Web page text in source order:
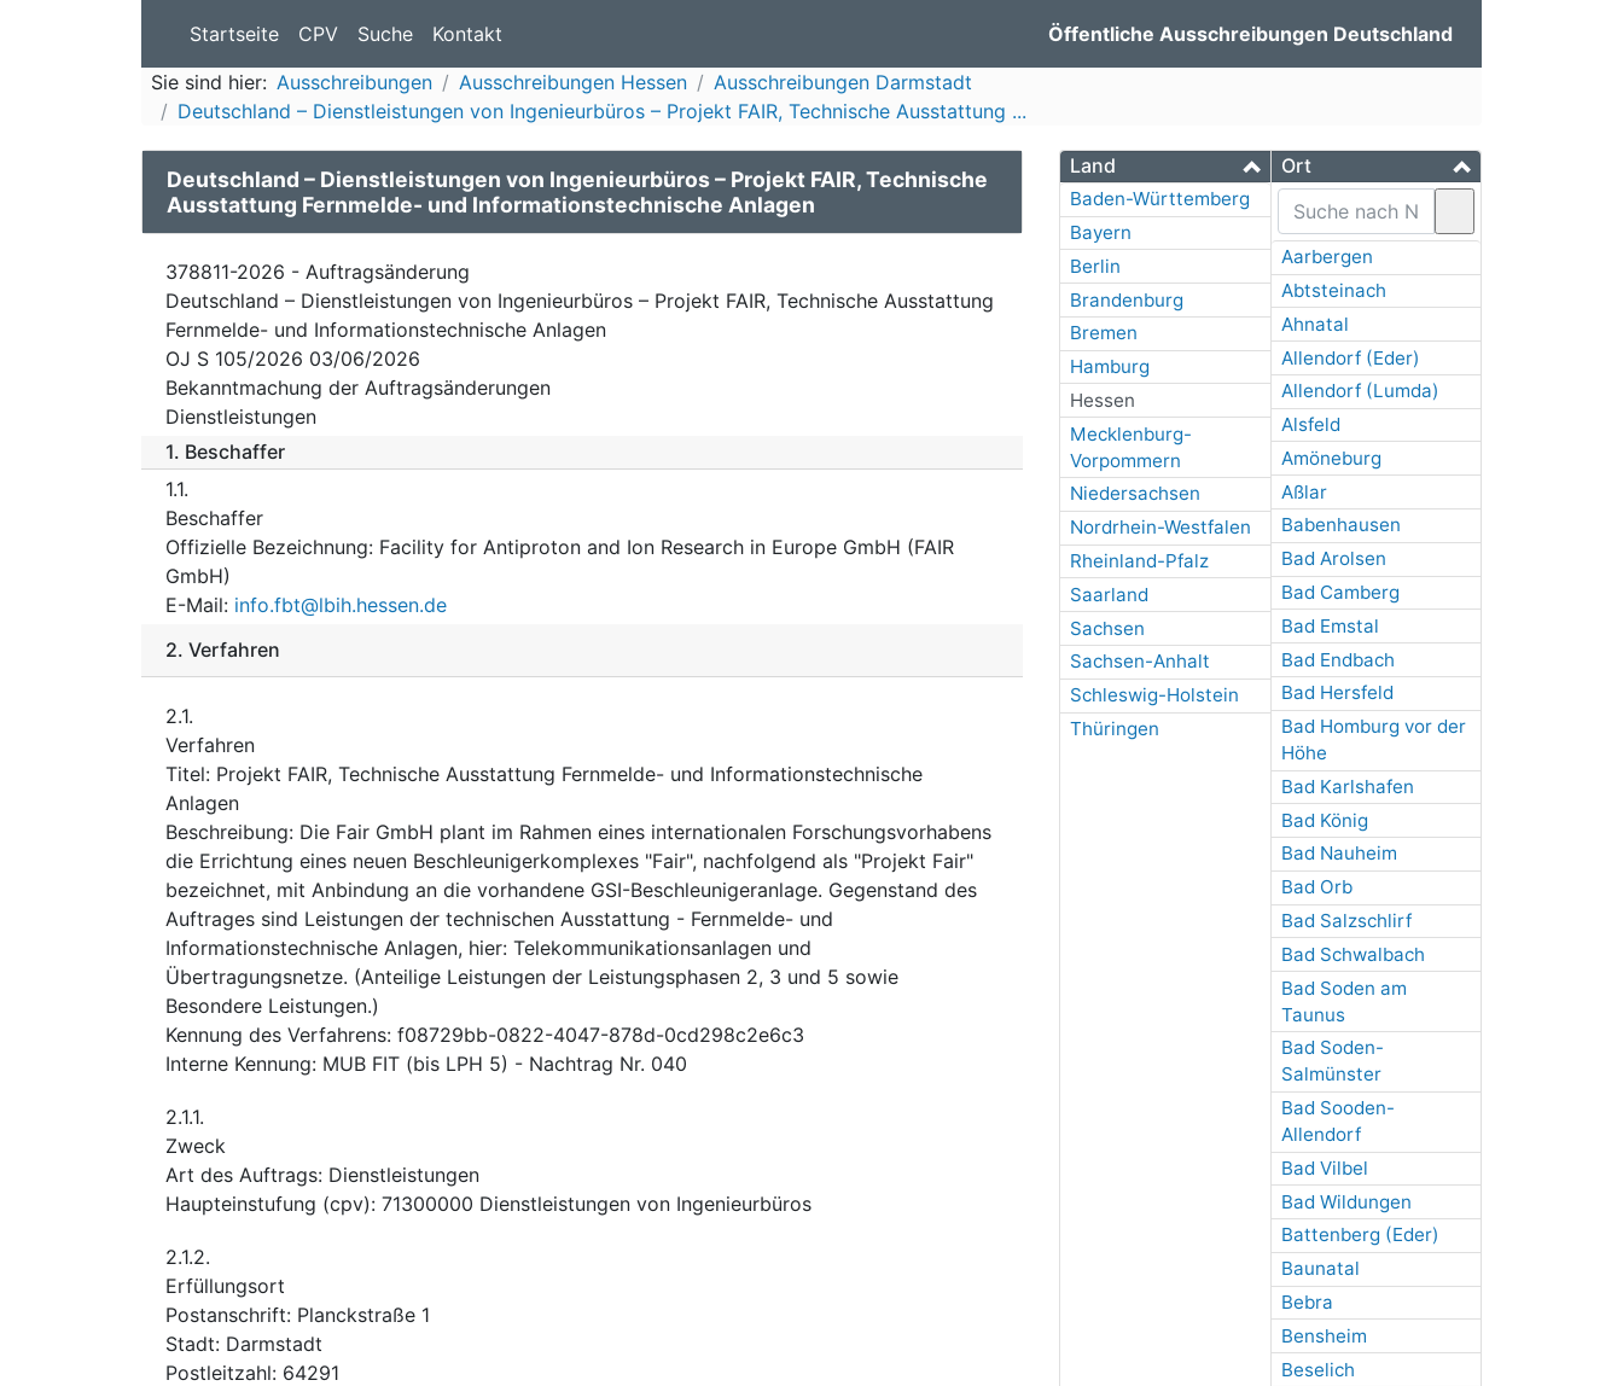
Startseite CPV Suche Kontakt Öffentliche Ausschreibungen Deutschland
Sie sind hier: Ausschreibungen Ausschreibungen Hessen
Ausschreibungen Darmstadt
Deutschland – Dienstleistungen von Ingenieurbüros – Projekt FAIR, Technische Ausstattung ...
Land
Baden-Württemberg
Bayern
Berlin
Brandenburg
Bremen
Hamburg
Hessen
Mecklenburg-
Vorpommern
Niedersachsen
Nordrhein-Westfalen
Rheinland-Pfalz
Saarland
Sachsen
Sachsen-Anhalt
Schleswig-Holstein
Thüringen
Ort
Aarbergen
Abtsteinach
Ahnatal
Allendorf (Eder)
Allendorf (Lumda)
Alsfeld
Amöneburg
Aßlar
Babenhausen
Bad Arolsen
Bad Camberg
Bad Emstal
Bad Endbach
Bad Hersfeld
Bad Homburg vor der
Höhe
Bad Karlshafen
Bad König
Bad Nauheim
Bad Orb
Bad Salzschlirf
Bad Schwalbach
Bad Soden am
Taunus
Bad Soden-
Salmünster
Bad Sooden-
Allendorf
Bad Vilbel
Bad Wildungen
Battenberg (Eder)
Baunatal
Bebra
Bensheim
Beselich
Deutschland – Dienstleistungen von Ingenieurbüros – Projekt FAIR, Technische
Ausstattung Fernmelde- und Informationstechnische Anlagen
378811-2026 - Auftragsänderung
Deutschland – Dienstleistungen von Ingenieurbüros – Projekt FAIR, Technische Ausstattung
Fernmelde- und Informationstechnische Anlagen
OJ S 105/2026 03/06/2026
Bekanntmachung der Auftragsänderungen
Dienstleistungen
1. Beschaffer
1.1.
Beschaffer
Offizielle Bezeichnung: Facility for Antiproton and Ion Research in Europe GmbH (FAIR
GmbH)
E-Mail: info.fbt@lbih.hessen.de
2. Verfahren
2.1.
Verfahren
Titel: Projekt FAIR, Technische Ausstattung Fernmelde- und Informationstechnische
Anlagen
Beschreibung: Die Fair GmbH plant im Rahmen eines internationalen Forschungsvorhabens
die Errichtung eines neuen Beschleunigerkomplexes "Fair", nachfolgend als "Projekt Fair"
bezeichnet, mit Anbindung an die vorhandene GSI-Beschleunigeranlage. Gegenstand des
Auftrages sind Leistungen der technischen Ausstattung - Fernmelde- und
Informationstechnische Anlagen, hier: Telekommunikationsanlagen und
Übertragungsnetze. (Anteilige Leistungen der Leistungsphasen 2, 3 und 5 sowie
Besondere Leistungen.)
Kennung des Verfahrens: f08729bb-0822-4047-878d-0cd298c2e6c3
Interne Kennung: MUB FIT (bis LPH 5) - Nachtrag Nr. 040
2.1.1.
Zweck
Art des Auftrags: Dienstleistungen
Haupteinstufung (cpv): 71300000 Dienstleistungen von Ingenieurbüros
2.1.2.
Erfüllungsort
Postanschrift: Planckstraße 1
Stadt: Darmstadt
Postleitzahl: 64291